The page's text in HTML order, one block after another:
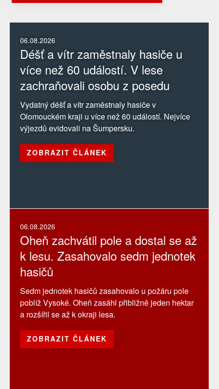
06.08.2026
Déšť a vítr zaměstnaly hasiče u
více než 60 událostí. V lese
zachraňovali osobu z posedu
Vydatný déšť a vítr zaměstnaly hasiče v
Olomouckém kraji u více než 60 událostí. Nejvíce
výjezdů evidovali na Šumpersku.
ZOBRAZIT ČLÁNEK
06.08.2026
Oheň zachvátil pole a dostal se až
k lesu. Zasahovalo sedm jednotek
hasičů
Sedm jednotek hasičů zasahovalo u požáru pole
poblíž Vysoké. Oheň zasáhl přibližně jeden hektar
a rozšířil se až k okraji lesa.
ZOBRAZIT ČLÁNEK